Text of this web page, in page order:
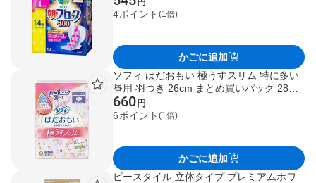
4ポイント (1倍)
かごに追加
ソフィ はだおもい 極うすスリム 特に多い
昼用 羽つき 26cm まとめ買いパック 28枚
【ソフィ】 生理用ナプキン
660 円
6ポイント (1倍)
かごに追加
ビースタイル 立体タイプ プレミアムホワ